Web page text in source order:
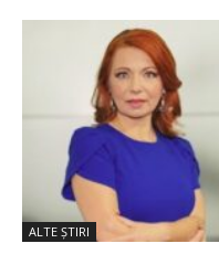
ALTE ŞTIRI